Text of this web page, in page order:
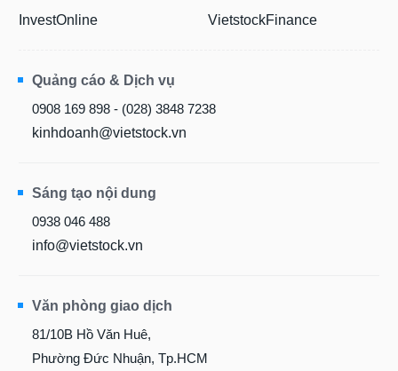
InvestOnline
VietstockFinance
Quảng cáo & Dịch vụ
0908 169 898 - (028) 3848 7238
kinhdoanh@vietstock.vn
Sáng tạo nội dung
0938 046 488
info@vietstock.vn
Văn phòng giao dịch
81/10B Hồ Văn Huê,
Phường Đức Nhuận, Tp.HCM
CÔNG
NGHỆ
THÔNG
TIN
DỊCH
TRUYỀN
TIỆN